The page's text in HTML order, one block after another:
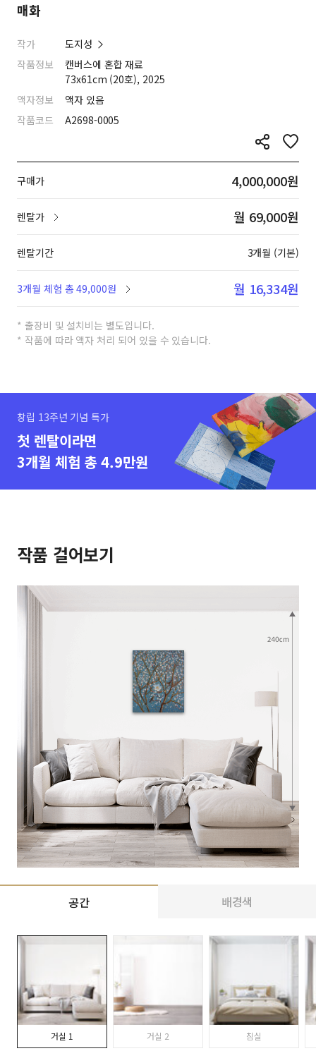
매화
작가
도지성
작품정보
캔버스에 혼합 재료
73x61cm (20호), 2025
액자정보
액자 있음
작품코드
A2698-0005
구매가 4,000,000원
렌탈가 월 69,000원
렌탈기간 3개월 (기본)
3개월 체험 총 49,000원 월 16,334원
* 출장비 및 설치비는 별도입니다.
* 작품에 따라 액자 처리 되어 있을 수 있습니다.
창립 13주년 기념 특가
첫 렌탈이라면
3개월 체험 총 4.9만원
작품 걸어보기
공간 배경색
거실 1 거실 2 침실